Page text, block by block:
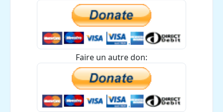
Faire un autre don: